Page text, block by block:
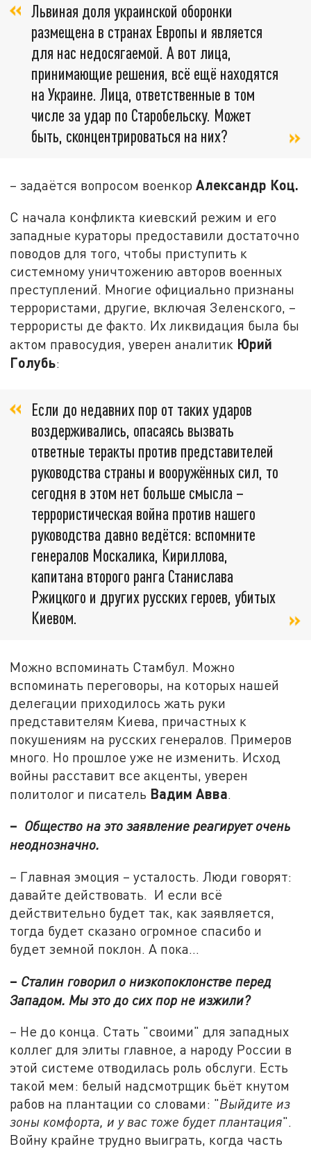
Львиная доля украинской оборонки
размещена в странах Европы и является
для нас недосягаемой. А вот лица,
принимающие решения, всё ещё находятся
на Украине. Лица, ответственные в том
числе за удар по Старобельску. Может
быть, сконцентрироваться на них?
– задаётся вопросом военкорАлександр Коц.
С начала конфликта киевский режим и его
западные кураторы предоставили достаточно
поводов для того, чтобы приступить к
системному уничтожению авторов военных
преступлений. Многие официально признаны
террористами, другие, включая Зеленского, –
террористы де факто. Их ликвидация была бы
актом правосудия, уверен аналитик Юрий
Голубь:
Если до недавних пор от таких ударов
воздерживались, опасаясь вызвать
ответные теракты против представителей
руководства страны и вооружённых сил, то
сегодня в этом нет больше смысла –
террористическая война против нашего
руководства давно ведётся: вспомните
генералов Москалика, Кириллова,
капитана второго ранга Станислава
Ржицкого и других русских героев, убитых
Киевом.
Можно вспоминать Стамбул. Можно
вспоминать переговоры, на которых нашей
делегации приходилось жать руки
представителям Киева, причастных к
покушениям на русских генералов. Примеров
много. Но прошлое уже не изменить. Исход
войны расставит все акценты, уверен
политолог и писатель Вадим Авва
– Общество на это заявление реагирует очень
неоднозначно.
– Главная эмоция – усталость. Люди говорят:
давайте действовать. И если всё
действительно будет так, как заявляется,
тогда будет сказано огромное спасибо и
будет земной поклон. А пока…
– Сталин говорил о низкопоклонстве перед
Западом. Мы это до сих пор не изжили?
– Не до конца. Стать "своими" для западных
коллег для элиты главное, а народу России в
этой системе отводилась роль обслуги. Есть
такой мем: белый надсмотрщик бьёт кнутом
рабов на плантации со словами: "Выйдите из
зоны комфорта, и у вас тоже будет плантация".
Войну крайне трудно выиграть, когда часть